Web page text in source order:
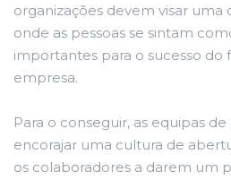
organizações devem visar uma
onde as pessoas se sintam
importantes para o sucesso do
empresa.
Para o conseguir, as equipas
encorajar uma cultura de
os colaboradores a darem um